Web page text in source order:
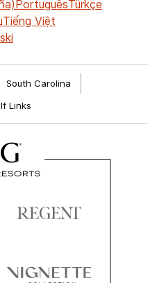
PortuguêsTürkçe
Tiếng Việt
South Carolina
Links